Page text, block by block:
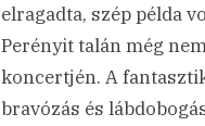
elragadta, szép példa
Perényit talán még
koncertjén. A
bravózás és